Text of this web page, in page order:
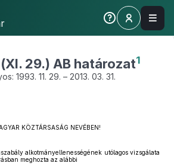
29.) AB határozat1
1993. 11. 29. – 2013. 03. 31.
KÖZTÁRSASÁG NEVÉBEN!
alkotmányellenességének utólagos vizsgálata
meghozta az alábbi